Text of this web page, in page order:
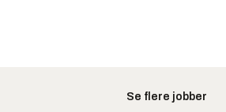
Se flere jobber